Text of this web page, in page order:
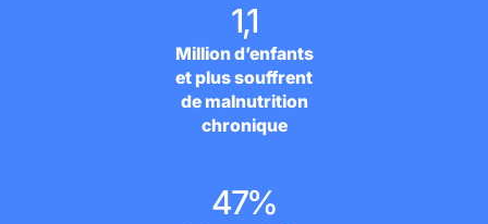
1,1
Million d’enfants
et plus souffrent
de malnutrition
chronique
47%